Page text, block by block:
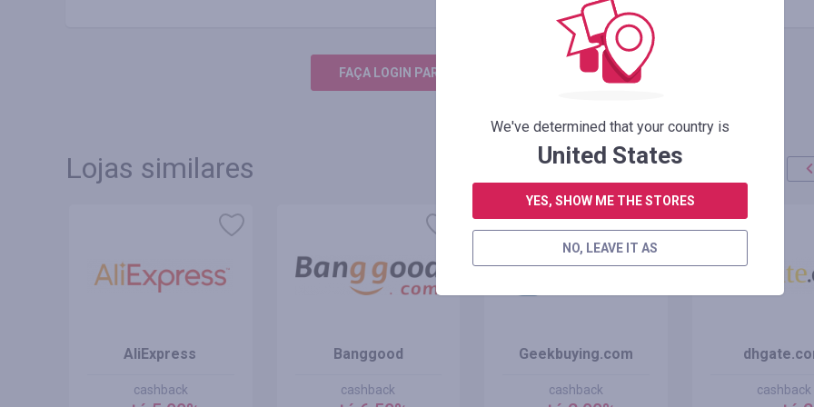
FAÇA LOGIN PARA DEIXAR UM COMENTÁRIO
Lojas similares
AliExpress
cashback
Banggood
cashback
Geekbuying.com
cashback
oferta
+100%
cashback
We've determined that your country is
United States
YES, SHOW ME THE STORES
NO, LEAVE IT AS